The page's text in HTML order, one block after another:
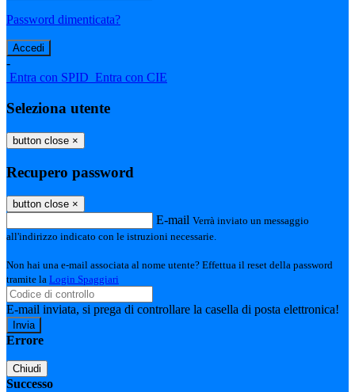
Password dimenticata?
-
Entra con SPID Entra con CIE
Seleziona utente
button close ×
Recupero password
button close ×
E-mail Verrà inviato un messaggio
all'indirizzo indicato con le istruzioni necessarie.
Non hai una e-mail associata al nome utente? Effettua il reset della password
tramite la Login Spaggiari
E-mail inviata, si prega di controllare la casella di posta elettronica!
Errore
Chiudi
Successo